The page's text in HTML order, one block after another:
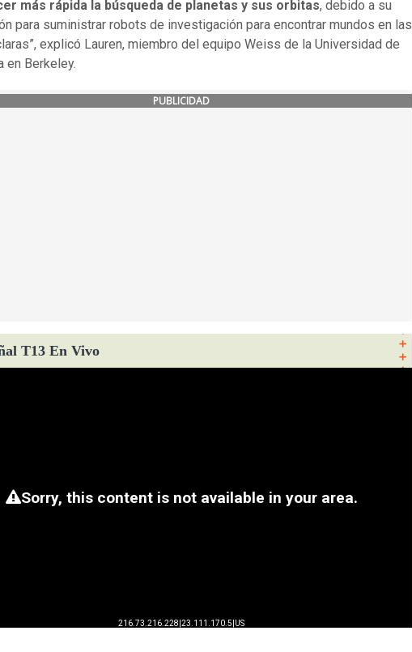
más rápida la búsqueda de planetas y sus orbitas, debido a su
para suministrar robots de investigación para encontrar mundos en las
explicó Lauren, miembro del equipo Weiss de la Universidad de
en Berkeley.
PUBLICIDAD
T13 En Vivo